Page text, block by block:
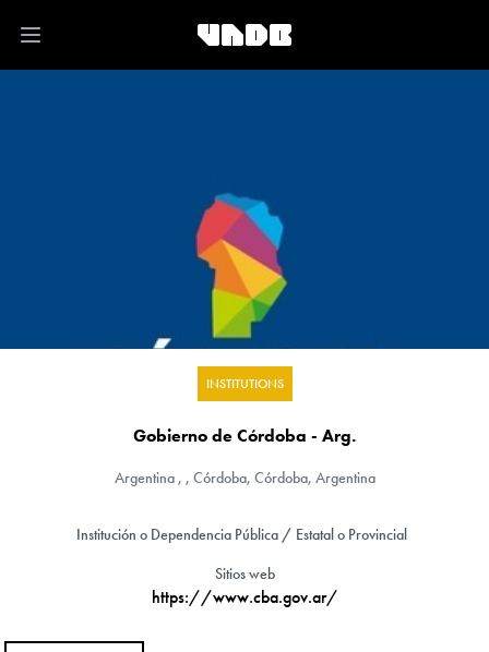
Open main menu
INSTITUTIONS
Gobierno de Córdoba - Arg.
Argentina, , Córdoba, Córdoba, Argentina
Institución o Dependencia Pública / Estatal o Provincial
Sitios web
https://www.cba.gov.ar/